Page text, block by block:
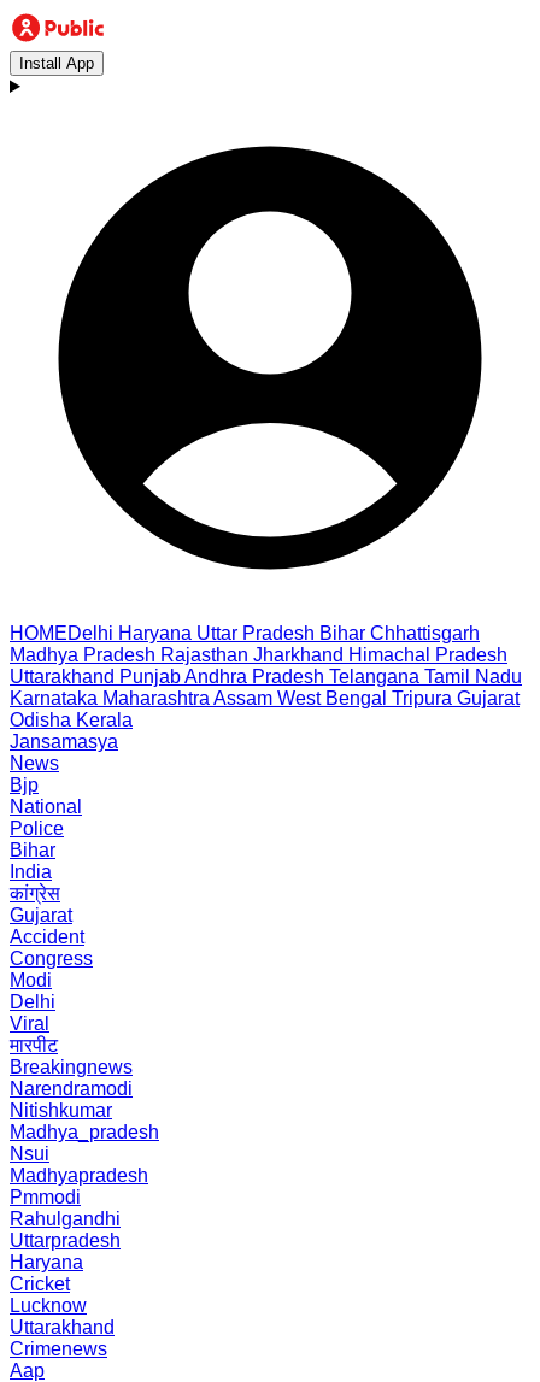
Install App
HOMEDelhi Haryana Uttar Pradesh Bihar Chhattisgarh
Madhya Pradesh Rajasthan Jharkhand Himachal Pradesh
Uttarakhand PunjabAndhra Pradesh Telangana Tamil Nadu
Karnataka Maharashtra Assam West Bengal Tripura Gujarat
Odisha Kerala
Jansamasya
News
Bjp
National
Police
Bihar
India
कांग्रेस
Gujarat
Accident
Congress
Modi
Delhi
Viral
मारपीट
Breakingnews
Narendramodi
Nitishkumar
Madhya_pradesh
Nsui
Madhyapradesh
Pmmodi
Rahulgandhi
Uttarpradesh
Haryana
Cricket
Lucknow
Uttarakhand
Crimenews
Aap